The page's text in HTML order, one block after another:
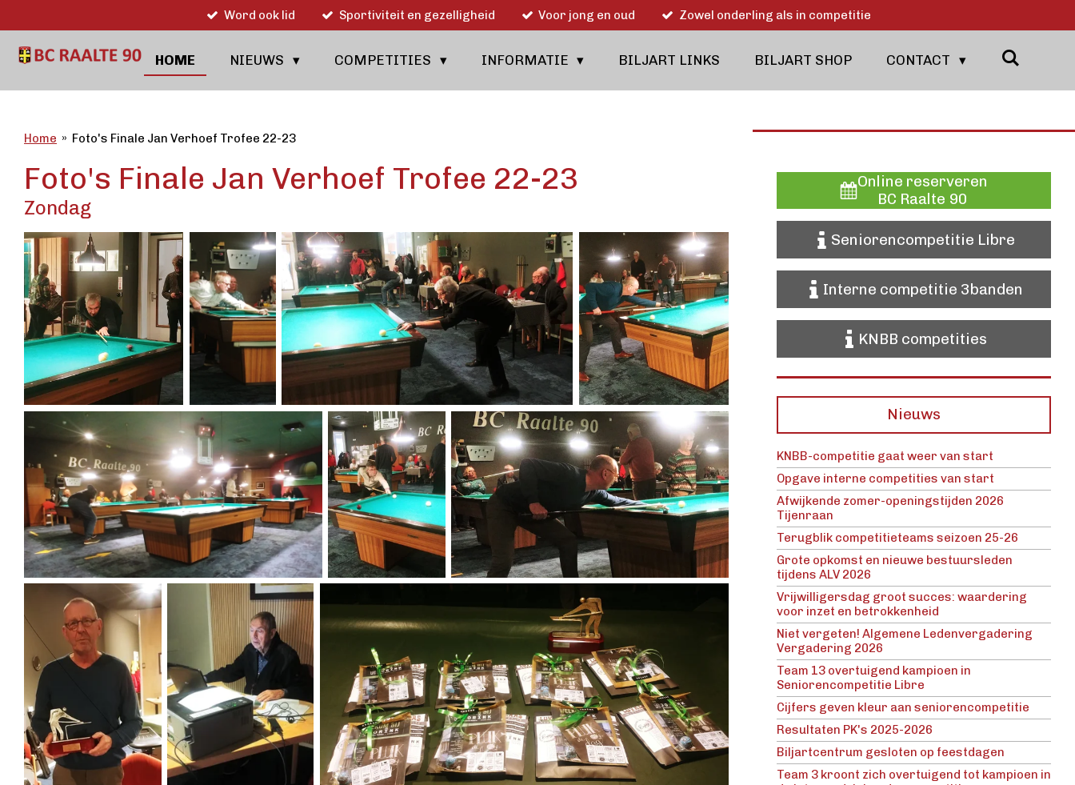
direct
naar
Word ook lid Sportiviteit en gezelligheid Voor jong en oud Zowel onderling als in competitie
HOME NIEUWS COMPETITIES INFORMATIE BILJART LINKS BILJART SHOP CONTACT
Home » Foto's Finale Jan Verhoef Trofee 22-23
Foto's Finale Jan Verhoef Trofee 22-23
Zondag
Online reserveren
BC Raalte 90
Seniorencompetitie Libre
Interne competitie 3banden
KNBB competities
Nieuws
KNBB-competitie gaat weer van start
Opgave interne competities van start
Afwijkende zomer-openingstijden 2026
Tijenraan
Terugblik competitieteams seizoen 25-26
Grote opkomst en nieuwe bestuursleden
tijdens ALV 2026
Vrijwilligersdag groot succes: waardering
voor inzet en betrokkenheid
Niet vergeten! Algemene Ledenvergadering
Vergadering 2026
Team 13 overtuigend kampioen in
Seniorencompetitie Libre
Cijfers geven kleur aan seniorencompetitie
Resultaten PK's 2025-2026
Biljartcentrum gesloten op feestdagen
Team 3 kroont zich overtuigend tot kampioen in